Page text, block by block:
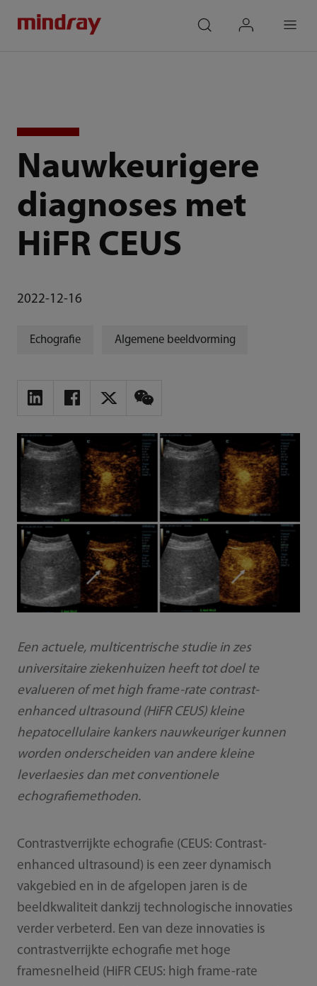
Nauwkeurigere
diagnoses met
HiFR CEUS
2022-12-16
Echografie Algemene beeldvorming
Een actuele, multicentrische studie in zes
universitaire ziekenhuizen heeft tot doel te
evalueren of met high frame-rate contrast-
enhanced ultrasound (HiFR CEUS) kleine
hepatocellulaire kankers nauwkeuriger kunnen
worden onderscheiden van andere kleine
leverlaesies dan met conventionele
echografiemethoden.
Contrastverrijkte echografie (CEUS: Contrast-
enhanced ultrasound) is een zeer dynamisch
vakgebied en in de afgelopen jaren is de
beeldkwaliteit dankzij technologische innovaties
verder verbeterd. Een van deze innovaties is
contrastverrijkte echografie met hoge
framesnelheid (HiFR CEUS: high frame-rate